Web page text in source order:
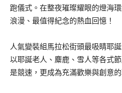
跑儀式。在整夜璀璨耀眼的燈海
浪漫、最值得紀念的熱血回憶！
人氣變裝組馬拉松街頭最吸睛耶
以耶誕老人、麋鹿、雪人等各式
是競速，更成為充滿歡樂與創意